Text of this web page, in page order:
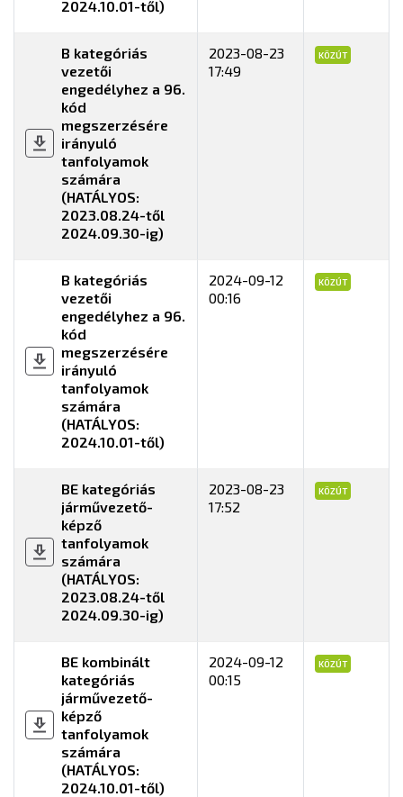
2024.10.01-től)
B kategóriás
vezetői
engedélyhez a 96.
kód
megszerzésére
irányuló
tanfolyamok
számára
(HATÁLYOS:
2023.08.24-től
2024.09.30-ig)
2023-08-23
17:49
KÖZÚT
B kategóriás
vezetői
engedélyhez a 96.
kód
megszerzésére
irányuló
tanfolyamok
számára
(HATÁLYOS:
2024.10.01-től)
2024-09-12
00:16
KÖZÚT
BE kategóriás
járművezető-
képző
tanfolyamok
számára
(HATÁLYOS:
2023.08.24-től
2024.09.30-ig)
2023-08-23
17:52
KÖZÚT
BE kombinált
kategóriás
járművezető-
képző
tanfolyamok
számára
(HATÁLYOS:
2024.10.01-től)
2024-09-12
00:15
KÖZÚT